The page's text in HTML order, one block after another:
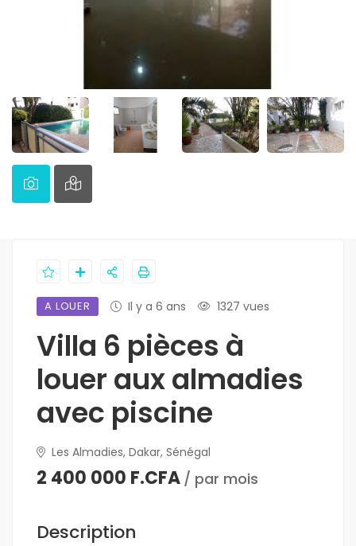
A LOUER Il y a 6 ans 1327 vues
Villa 6 pièces à
louer aux almadies
avec piscine
Les Almadies, Dakar, Sénégal
2 400 000 F.CFA / par mois
Description